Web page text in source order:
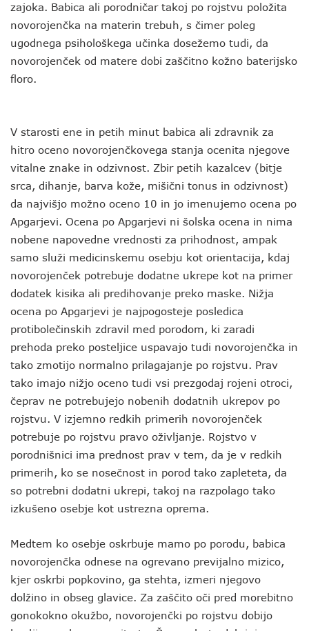
zajoka. Babica ali porodničar takoj po rojstvu položita
novorojenčka na materin trebuh, s čimer poleg
ugodnega psihološkega učinka dosežemo tudi, da
novorojenček od matere dobi zaščitno kožno baterijsko
floro.
V starosti ene in petih minut babica ali zdravnik za
hitro oceno novorojenčkovega stanja ocenita njegove
vitalne znake in odzivnost. Zbir petih kazalcev (bitje
srca, dihanje, barva kože, mišični tonus in odzivnost)
da najvišjo možno oceno 10 in jo imenujemo ocena po
Apgarjevi. Ocena po Apgarjevi ni šolska ocena in nima
nobene napovedne vrednosti za prihodnost, ampak
samo služi medicinskemu osebju kot orientacija, kdaj
novorojenček potrebuje dodatne ukrepe kot na primer
dodatek kisika ali predihovanje preko maske. Nižja
ocena po Apgarjevi je najpogosteje posledica
protibolečinskih zdravil med porodom, ki zaradi
prehoda preko posteljice uspavajo tudi novorojenčka in
tako zmotijo normalno prilagajanje po rojstvu. Prav
tako imajo nižjo oceno tudi vsi prezgodaj rojeni otroci,
čeprav ne potrebujejo nobenih dodatnih ukrepov po
rojstvu. V izjemno redkih primerih novorojenček
potrebuje po rojstvu pravo oživljanje. Rojstvo v
porodnišnici ima prednost prav v tem, da je v redkih
primerih, ko se nosečnost in porod tako zapleteta, da
so potrebni dodatni ukrepi, takoj na razpolago tako
izkušeno osebje kot ustrezna oprema.
Medtem ko osebje oskrbuje mamo po porodu, babica
novorojenčka odnese na ogrevano previjalno mizico,
kjer oskrbi popkovino, ga stehta, izmeri njegovo
dolžino in obseg glavice. Za zaščito oči pred morebitno
gonokokno okužbo, novorojenčki po rojstvu dobijo